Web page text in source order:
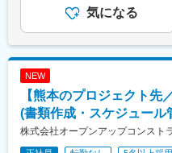
・24時間365日好きな時
・Zoomにて技術研修を月
広いトピックスを用意し
・スキルUPが給与UPに
・専門教育機関で技術取
変更の範囲：会社の定め
・C#による組込み制御ソ
・半導体検査装置や光源
・ソフトウェア設計書の
・ハードウェアエンジニ
・不具合解析や機能改善
■当社だからこそ実現でき
＜お取引社数3,900社＞
同業他社と比較をしても
当社独占のプロジェクト
仕事があります。
じて上下する可能性があ
記です。
気になる
NEW
【熊本のプロジェクト先
(書類作成・スケジュール
株式会社オープンアップコンスト